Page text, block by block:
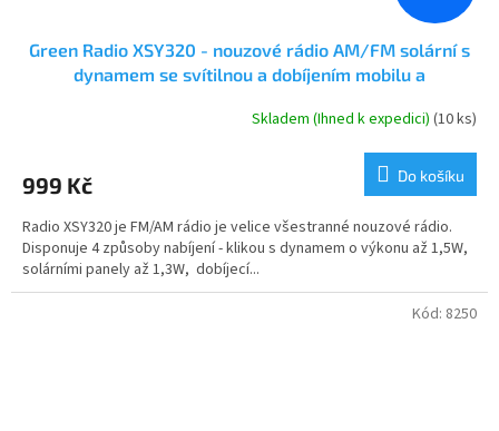
Green Radio XSY320 - nouzové rádio AM/FM solární s
dynamem se svítilnou a dobíjením mobilu a
je
z
5
hvězdiček.
Skladem (Ihned k expedici)(10 ks)
999 Kč Do košíku
Radio XSY320 je FM/AM rádio je velice všestranné nouzové rádio.
Disponuje 4 způsoby nabíjení - klikou s dynamem o výkonu až 1,5W,
solárními panely až 1,3W, dobíjecí...
Kód: 8250